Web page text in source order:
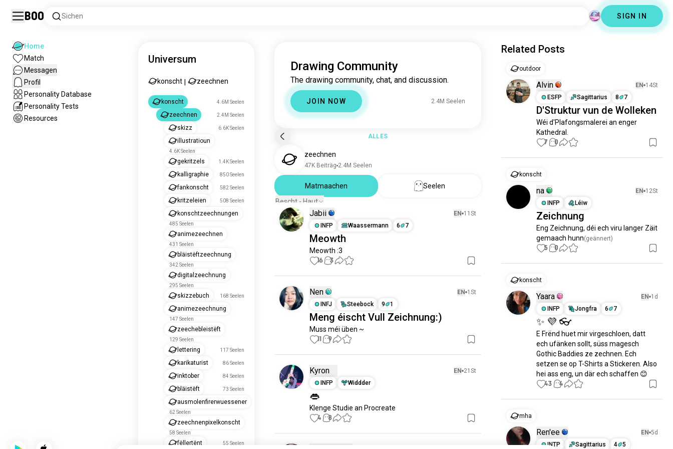
Boo Sichen SIGN IN
Home
Match
Messagen
Profil
Personality Database
Personality Tests
Resources
Universum
konscht zeechnen
konscht 4.6M Seelen
zeechnen 2.4M Seelen
skizz 6.6K Seelen
illustratioun
4.6K Seelen
gekritzels 1.4K Seelen
kalligraphie 850 Seelen
fankonscht 582 Seelen
kritzeleien 508 Seelen
konschtzeechnungen
485 Seelen
animezeechnen
431 Seelen
bläistëftzeechnung
342 Seelen
digitalzeechnung
295 Seelen
skizzebuch 168 Seelen
animezeechnung
147 Seelen
zeechebleistëft
129 Seelen
lettering 117 Seelen
karikaturist 86 Seelen
inktober 84 Seelen
bläistëft 73 Seelen
ausmolenfirerwuessener
62 Seelen
zeechnenpixelkonscht
58 Seelen
fëllertënt 55 Seelen
Drawing Community
The drawing community, chat, and discussion.
JOIN NOW 2.4M Seelen
ALLES
zeechnen
47K Beiträg 2.4M Seelen
Matmaachen
Seelen
Bescht - Haut
Jabii EN 11St
INFP
Waassermann 6 7
Meowth
Meowth :3
16 3
Nen EN 1St
INFJ
Steebock 9 1
Meng éischt Vull Zeichnung:)
Muss méi üben ~
11 9
Kyron EN 21St
INFP
Widdder
👄
Klenge Studie an Procreate
4 8
Related Posts
outdoor
Alvin EN 14St
ESFP
Sagittarius 8 7
D'Struktur vun de Wolleken
Wéi d'Plafongsmalerei an enger
Kathedral.
7 0
konscht
na EN 12St
INFP
Léiw
Zeichnung
Eng Zeichnung, déi ech viru langer Zäit
gemaach hunn(geännert)
5 0
konscht
Yaara EN 1d
INFP
Jongfra 6 7
✨ 💜 👓
E Frënd huet mir virgeschloen, datt
ech ufänken sollt, süss magesch
Gothic Baddies ze zechnen. Ech
setzen se op T-Shirts a Stickeren. Also
hei ass eng, un där ech schaffen 😊
43 4
mha
Ren'ee EN 5d
INTP
Sagittarius 4 5